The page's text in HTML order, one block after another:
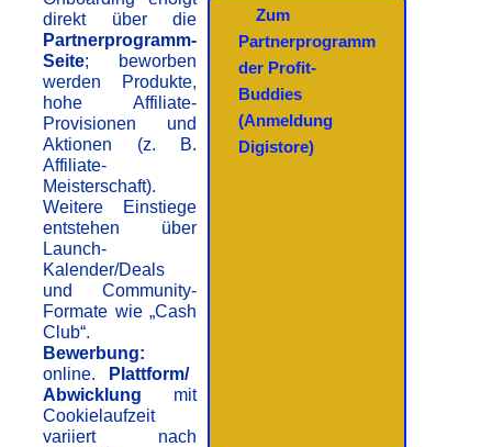
direkt über die
Partnerprogramm-
Seite; beworben
werden Produkte,
hohe Affiliate-
Provisionen und
Aktionen (z. B.
Affiliate-
Meisterschaft).
Weitere Einstiege
entstehen über
Launch-
Kalender/Deals
und Community-
Formate wie „Cash
Club“.
Bewerbung:
online.
Plattform/
Abwicklung mit
Cookielaufzeit
variiert nach
Zum
Partnerprogramm
der Profit-
Buddies
(Anmeldung
Digistore)